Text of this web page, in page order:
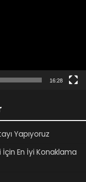
16:28
Yapıyoruz
En İyi Konaklama